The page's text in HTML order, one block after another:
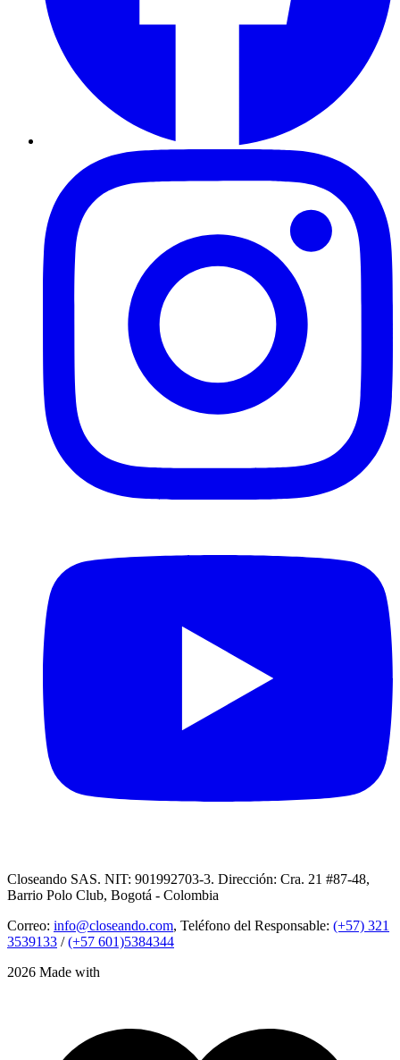
Closeando SAS. NIT: 901992703-3. Dirección: Cra. 21 #87-48,
Barrio Polo Club, Bogotá - Colombia
Correo: info@closeando.com, Teléfono del Responsable: (+57) 321
3539133 /(+57 601)5384344
2026 Made with